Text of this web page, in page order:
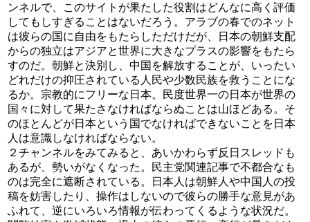
ンネルで、このサイトが果たした役割はどんなに高く評価
してもしすぎることはないだろう。アラブの春でのネット
は彼らの国に自由をもたらしただけだが、日本の朝鮮支配
からの独立はアジアと世界に大きなプラスの影響をもたら
すのだ。朝鮮と決別し、中国を解放することが、いったい
どれだけの抑圧されている人民や少数民族を救うことにな
るか。宗教的にフリーな日本。民度世界一の日本が世界の
国々に対して果たさなければならぬことは山ほどある。そ
のほとんどが日本という国でなければできないことを日本
人は意識しなければならない。
２チャンネルをみてみると、あいかわらず反日スレッドも
あるが、勢いがなくなった。民主党関連記事で不都合なも
のは完全に遮断されている。日本人は朝鮮人や中国人の投
稿を妨害したり、操作はしないので彼らの勝手な意見があ
ふれて、逆にいろいろ情報が伝わってくるような状況だ。